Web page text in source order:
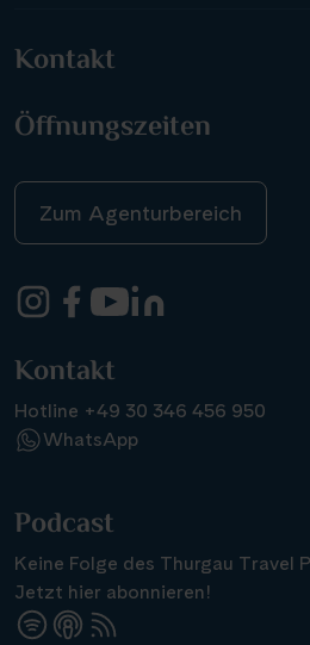
Kontakt
Öffnungszeiten
Zum Agenturbereich
Kontakt
Hotline +49 30 346 456 950
WhatsApp
Podcast
Keine Folge des Thurgau Travel
Jetzt hier abonnieren!